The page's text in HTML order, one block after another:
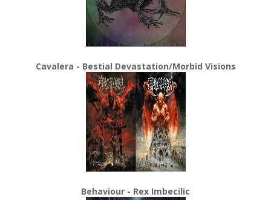
Cavalera - Bestial Devastation/Morbid Visions
Behaviour - Rex Imbecilic